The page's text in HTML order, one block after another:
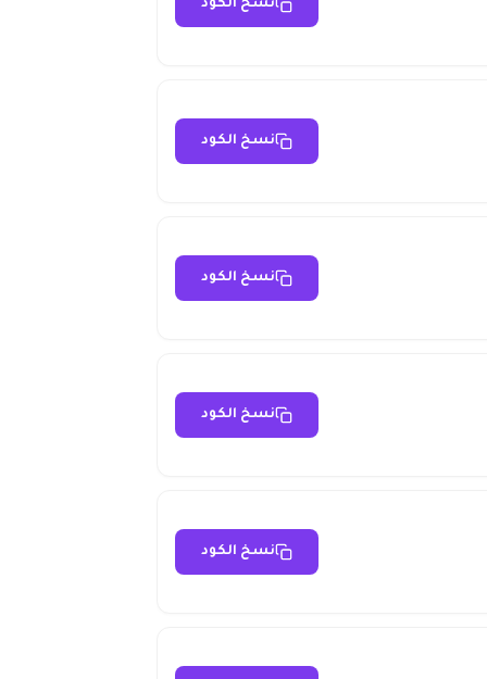
نسخ الكود
نسخ الكود
نسخ الكود
نسخ الكود
نسخ الكود